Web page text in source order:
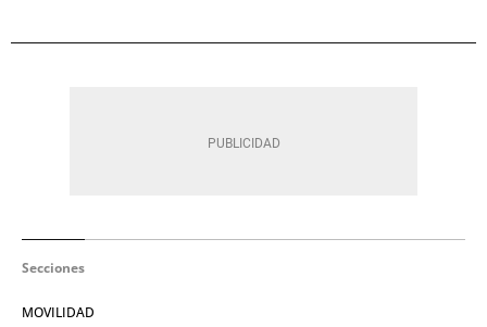
Secciones
MOVILIDAD